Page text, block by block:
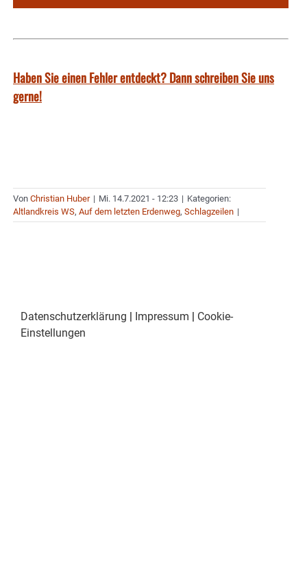
Haben Sie einen Fehler entdeckt? Dann schreiben Sie uns
gerne!
Von Christian Huber | Mi. 14.7.2021 - 12:23 | Kategorien:
Altlandkreis WS, Auf dem letzten Erdenweg, Schlagzeilen |
Datenschutzerklärung | Impressum | Cookie-
Einstellungen